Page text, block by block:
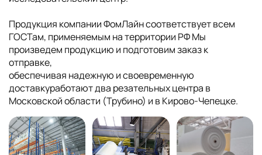
Продукция компании ФомЛайн соответствует всем
ГОСТам, применяемым на территории РФ Мы
произведем продукцию и подготовим заказ к
отправке,
обеспечивая надежную и своевременную
доставкуработают два резательных центра в
Московской области (Трубино) и в Кирово-Чепецке.